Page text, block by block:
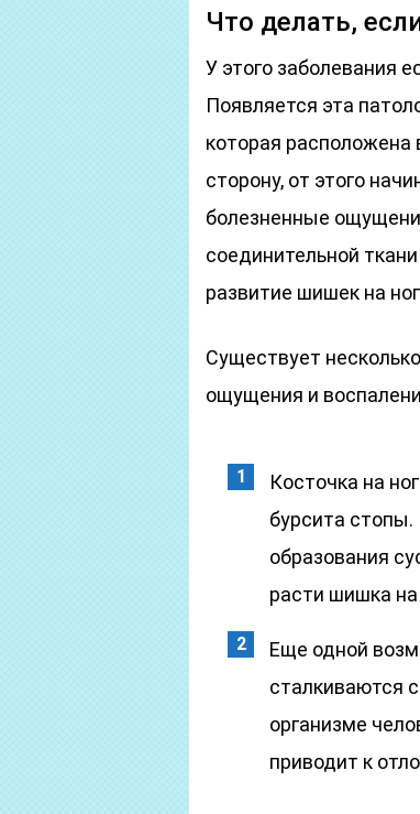
Что делать,
У этого заболевания
Появляется эта
которая расположена
сторону, от этого
болезненные
соединительной
развитие шишек на
Существует
ощущения и
Косточка на
бурсита
образования
расти шишка на
Еще одной
сталкиваются
организме
приводит к